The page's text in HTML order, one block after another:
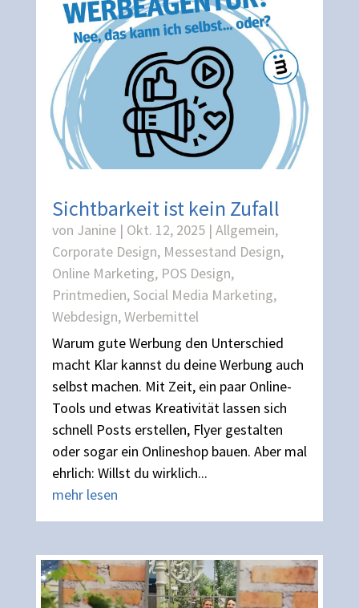
Sichtbarkeit ist kein Zufall
von Janine| Okt. 12, 2025| Allgemein,
Corporate Design, Messestand Design,
Online Marketing, POS Design,
Printmedien,Social Media Marketing,
Webdesign,Werbemittel
Warum gute Werbung den Unterschied
macht Klar kannst du deine Werbung auch
selbst machen. Mit Zeit, ein paar Online-
Tools und etwas Kreativität lassen sich
schnell Posts erstellen, Flyer gestalten
oder sogar ein Onlineshop bauen. Aber mal
ehrlich: Willst du wirklich...
mehr lesen